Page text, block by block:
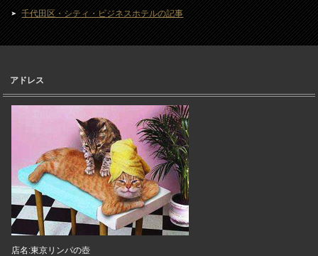
千代田区・シティ・ビジネスホテルの記事
アドレス
店名:東京リンパの壺